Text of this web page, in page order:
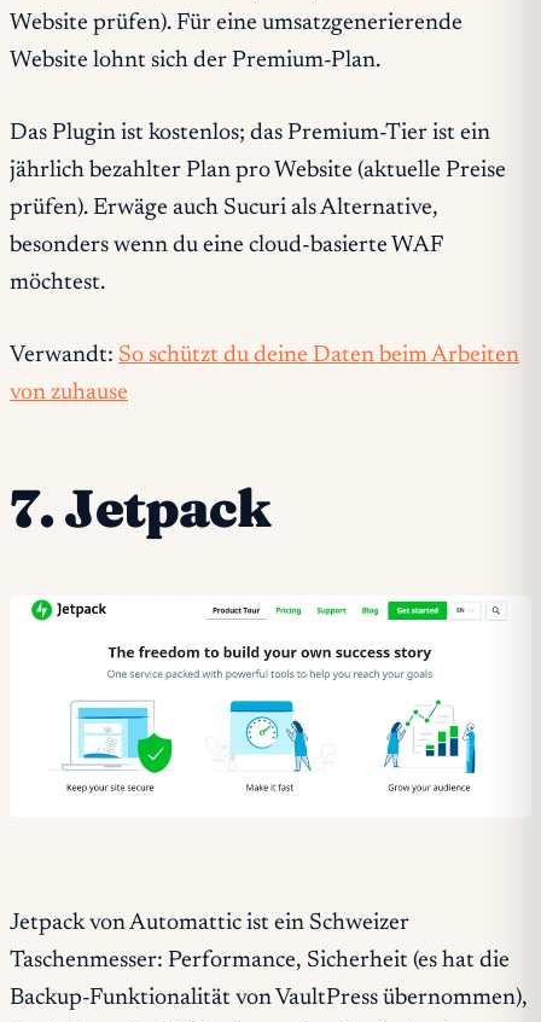
Website prüfen). Für eine umsatzgenerierende
Website lohnt sich der Premium-Plan.
Das Plugin ist kostenlos; das Premium-Tier ist ein
jährlich bezahlter Plan pro Website (aktuelle Preise
prüfen). Erwäge auch Sucuri als Alternative,
besonders wenn du eine cloud-basierte WAF
möchtest.
Verwandt: So schützt du deine Daten beim Arbeiten
von zuhause
7. Jetpack
Jetpack von Automattic ist ein Schweizer
Taschenmesser: Performance, Sicherheit (es hat die
Backup-Funktionalität von VaultPress übernommen),